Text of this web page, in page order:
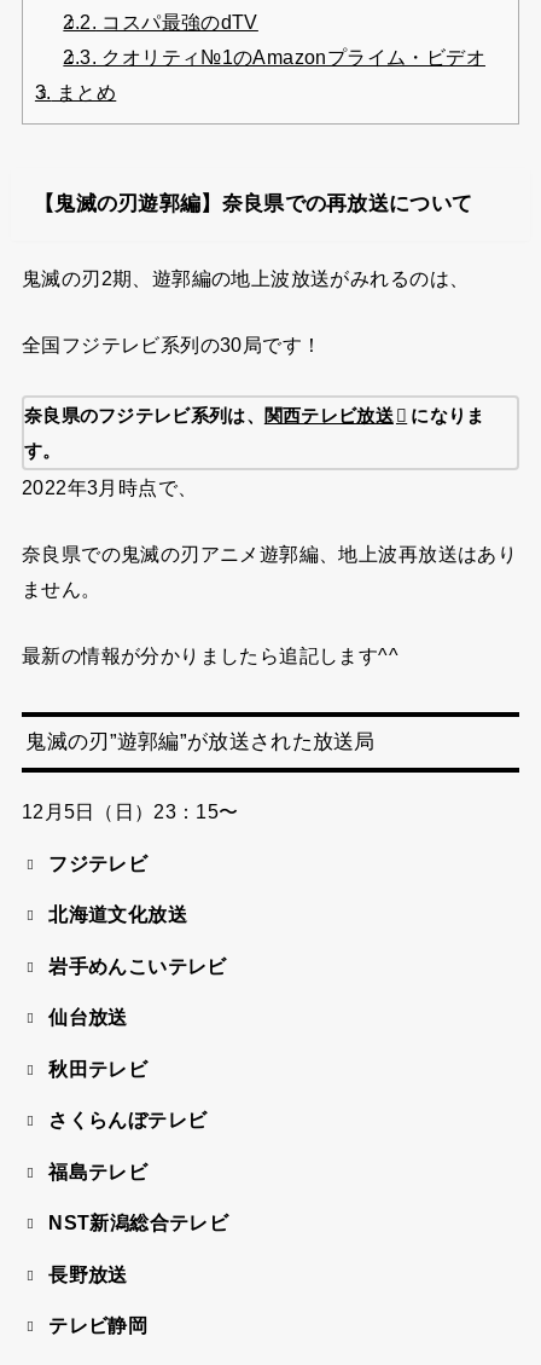
2.2. コスパ最強のdTV
2.3. クオリティ№1のAmazonプライム・ビデオ
3. まとめ
【鬼滅の刃遊郭編】奈良県での再放送について
鬼滅の刃2期、遊郭編の地上波放送がみれるのは、
全国フジテレビ系列の30局です！
奈良県のフジテレビ系列は、 関西テレビ放送
になりま
す。
2022年3月時点で、
奈良県での鬼滅の刃アニメ遊郭編、地上波再放送はあり
ません。
最新の情報が分かりましたら追記します^^
鬼滅の刃”遊郭編”が放送された放送局
12月5日（日）23：15〜
フジテレビ
北海道文化放送
岩手めんこいテレビ
仙台放送
秋田テレビ
さくらんぼテレビ
福島テレビ
NST新潟総合テレビ
長野放送
テレビ静岡